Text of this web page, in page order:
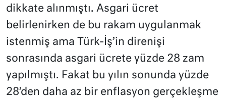
dikkate alınmıştı. Asgari ücret
belirlenirken de bu rakam uygulanmak
istenmiş ama Türk-İş’in direnişi
sonrasında asgari ücrete yüzde 28 zam
yapılmıştı. Fakat bu yılın sonunda yüzde
28’den daha az bir enflasyon gerçekleşme